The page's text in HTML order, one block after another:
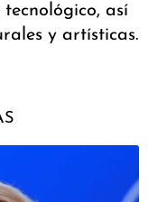
así
y artísticas.